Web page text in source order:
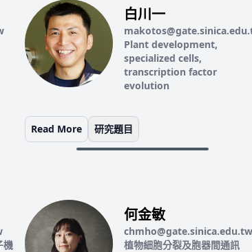
白川一
Plant development,
specialized cells,
transcription factor
evolution
Read More 研究題目
機
何金敏
chmho@gate.sinica.edu.tw
植物細胞分裂及胞器間通訊